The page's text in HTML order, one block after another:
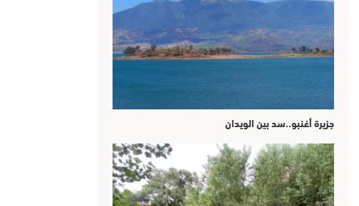
جزيرة أغنبو..سد بين الويدان